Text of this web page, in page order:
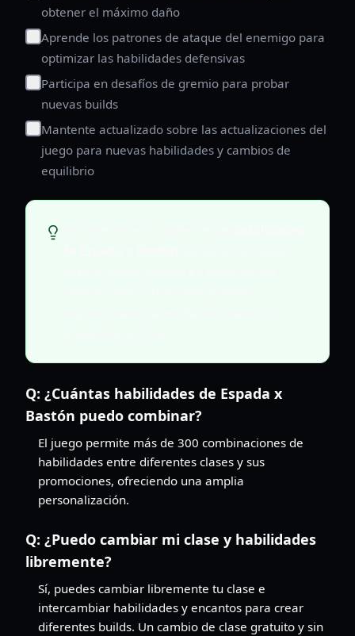
obtener el máximo daño
Aprende los patrones de ataque del enemigo para
optimizar las habilidades defensivas
Participa en desafíos de gremio para probar
nuevas builds
Mantente actualizado sobre las actualizaciones del
juego para nuevas habilidades y cambios de
equilibrio
Q: ¿Cuántas habilidades de Espada x
Bastón puedo combinar?
El juego permite más de 300 combinaciones de
habilidades entre diferentes clases y sus
promociones, ofreciendo una amplia
personalización.
Q: ¿Puedo cambiar mi clase y habilidades
libremente?
Sí, puedes cambiar libremente tu clase e
intercambiar habilidades y encantos para crear
diferentes builds. Un cambio de clase gratuito y sin